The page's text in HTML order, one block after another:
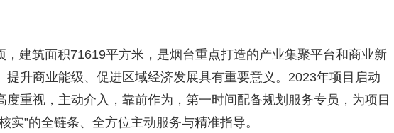
，建筑面积71619平方米，是烟台重点打造的产业集聚平台和商业新
升商业能级、促进区域经济发展具有重要意义。2023年项目启动
度重视，主动介入，靠前作为，第一时间配备规划服务专员，为项目
实”的全链条、全方位主动服务与精准指导。